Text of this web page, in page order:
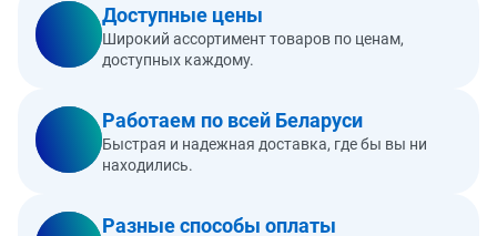
Доступные цены
Широкий ассортимент товаров по ценам,
доступных каждому.
Работаем по всей Беларуси
Быстрая и надежная доставка, где бы вы ни
находились.
Разные способы оплаты